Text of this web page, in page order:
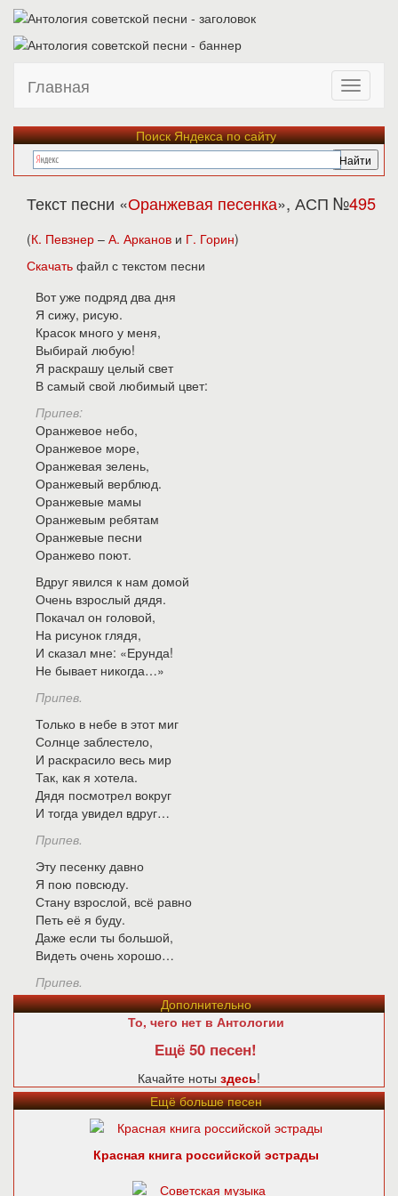
Главная
Поиск Яндекса по сайту
Текст песни «Оранжевая песенка», АСП №495
(К. Певзнер – А. Арканов и Г. Горин)
Скачать файл с текстом песни
Вот уже подряд два дня
Я сижу, рисую.
Красок много у меня,
Выбирай любую!
Я раскрашу целый свет
В самый свой любимый цвет:
Припев:
Оранжевое небо,
Оранжевое море,
Оранжевая зелень,
Оранжевый верблюд.
Оранжевые мамы
Оранжевым ребятам
Оранжевые песни
Оранжево поют.
Вдруг явился к нам домой
Очень взрослый дядя.
Покачал он головой,
На рисунок глядя,
И сказал мне: «Ерунда!
Не бывает никогда…»
Припев.
Только в небе в этот миг
Солнце заблестело,
И раскрасило весь мир
Так, как я хотела.
Дядя посмотрел вокруг
И тогда увидел вдруг…
Припев.
Эту песенку давно
Я пою повсюду.
Стану взрослой, всё равно
Петь её я буду.
Даже если ты большой,
Видеть очень хорошо…
Припев.
Дополнительно
То, чего нет в Антологии
Ещё 50 песен!
Качайте ноты здесь!
Ещё больше песен
Красная книга российской эстрады